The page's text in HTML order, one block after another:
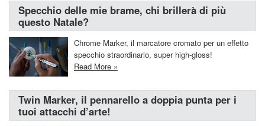
Specchio delle mie brame, chi brillerà di più
questo Natale?
Chrome Marker, il marcatore cromato per un effetto
specchio straordinario, super high-gloss!
Read More »
Twin Marker, il pennarello a doppia punta per i
tuoi attacchi d’arte!